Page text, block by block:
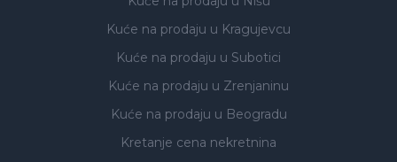
Kuće na prodaju u Kragujevcu
Kuće na prodaju u Subotici
Kuće na prodaju u Zrenjaninu
Kuće na prodaju u Beogradu
Kretanje cena nekretnina